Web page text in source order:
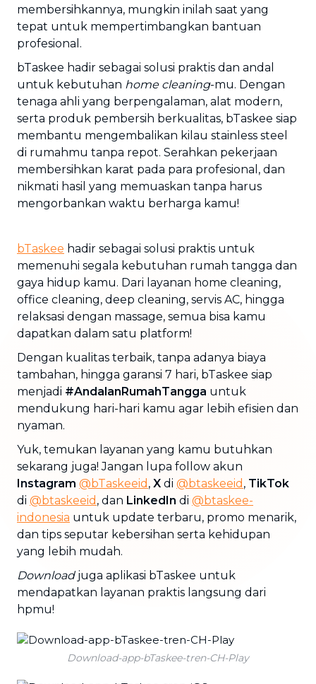
membersihkannya, mungkin inilah saat yang
tepat untuk mempertimbangkan bantuan
profesional.
bTaskee hadir sebagai solusi praktis dan andal
untuk kebutuhan home cleaning-mu. Dengan
tenaga ahli yang berpengalaman, alat modern,
serta produk pembersih berkualitas, bTaskee siap
membantu mengembalikan kilau stainless steel
di rumahmu tanpa repot. Serahkan pekerjaan
membersihkan karat pada para profesional, dan
nikmati hasil yang memuaskan tanpa harus
mengorbankan waktu berharga kamu!
bTaskee hadir sebagai solusi praktis untuk
memenuhi segala kebutuhan rumah tangga dan
gaya hidup kamu. Dari layanan home cleaning,
office cleaning, deep cleaning, servis AC, hingga
relaksasi dengan massage, semua bisa kamu
dapatkan dalam satu platform!
Dengan kualitas terbaik, tanpa adanya biaya
tambahan, hingga garansi 7 hari, bTaskee siap
menjadi #AndalanRumahTangga untuk
mendukung hari-hari kamu agar lebih efisien dan
nyaman.
Yuk, temukan layanan yang kamu butuhkan
sekarang juga! Jangan lupa follow akun
Instagram @bTaskeeid , X di @btaskeeid , TikTok
di @btaskeeid , dan LinkedIn di @btaskee-
indonesia untuk update terbaru, promo menarik,
dan tips seputar kebersihan serta kehidupan
yang lebih mudah.
Downloadjuga aplikasi bTaskee untuk
mendapatkan layanan praktis langsung dari
hpmu!
Download-app-bTaskee-tren-CH-Play